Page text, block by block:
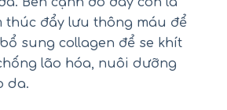
thúc đẩy lưu thông máu để
sung collagen để se khít
lão hóa, nuôi dưỡng
da.